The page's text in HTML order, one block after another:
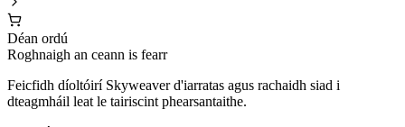
Déan ordú
Roghnaigh an ceann is fearr
Feicfidh díoltóirí Skyweaver d'iarratas agus rachaidh siad i
dteagmháil leat le tairiscint phearsantaithe.